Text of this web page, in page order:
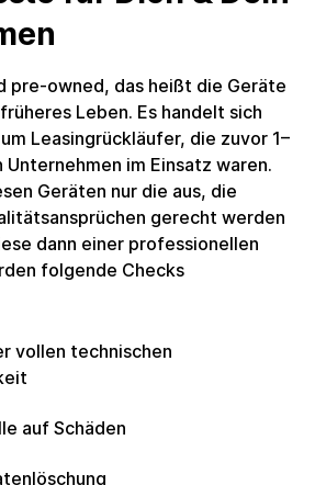
enthalten. Stromkabel
Zubehör enthalten. Das
geliefert.Umsatzsteuer: Die
ausgewiesener
welche Unternehmenskunden
berechtigt. Die circulee GmbH
pre-owned, das heißt die Geräte
Leben. Es handelt sich
Leasingrückläufer, die zuvor 1–
im Einsatz waren.
Geräten nur die aus, die
gerecht werden
dann einer professionellen
folgende Checks
vollen technischen
auf Schäden